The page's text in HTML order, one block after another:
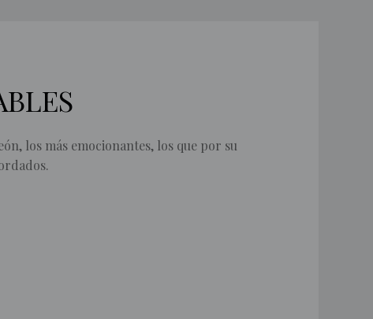
los más emocionantes, los que por su